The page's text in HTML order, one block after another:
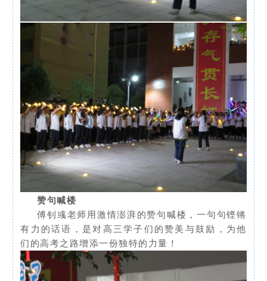
赞句喊楼
傅钊彧老师用激情澎湃的赞句喊楼，一句句铿锵
有力的话语，是对高三学子们的赞美与鼓励，为他
们的高考之路增添一份独特的力量！